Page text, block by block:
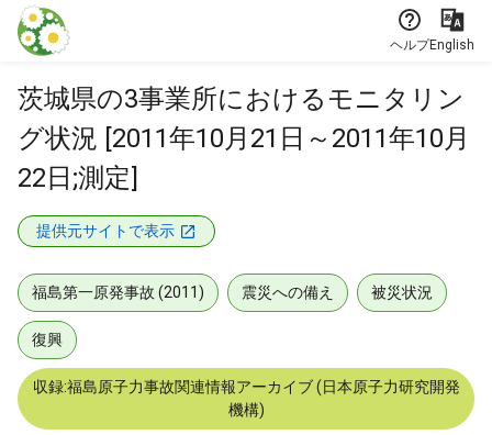
本文に飛ぶ
ヘルプEnglish
茨城県の3事業所におけるモニタリン
グ状況 [2011年10月21日～2011年10月
22日;測定]
提供元サイトで表示
福島第一原発事故 (2011) 震災への備え 被災状況
復興
収録:福島原子力事故関連情報アーカイブ (日本原子力研究開発
機構)